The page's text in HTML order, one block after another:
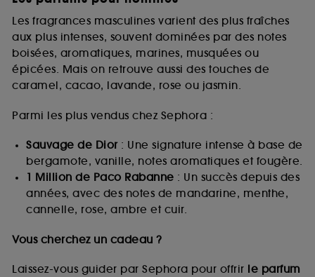
Les fragrances masculines varient des plus fraîches
aux plus intenses, souvent dominées par des notes
boisées, aromatiques, marines, musquées ou
épicées. Mais on retrouve aussi des touches de
caramel, cacao, lavande, rose ou jasmin.
Parmi les plus vendus chez Sephora :
Sauvage de Dior: Une signature intense à base de
bergamote, vanille, notes aromatiques et fougère.
1 Million de Paco Rabanne : Un succès depuis des
années, avec des notes de mandarine, menthe,
cannelle, rose, ambre et cuir.
Vous cherchez un cadeau ?
Laissez-vous guider par Sephora pour offrir le parfum